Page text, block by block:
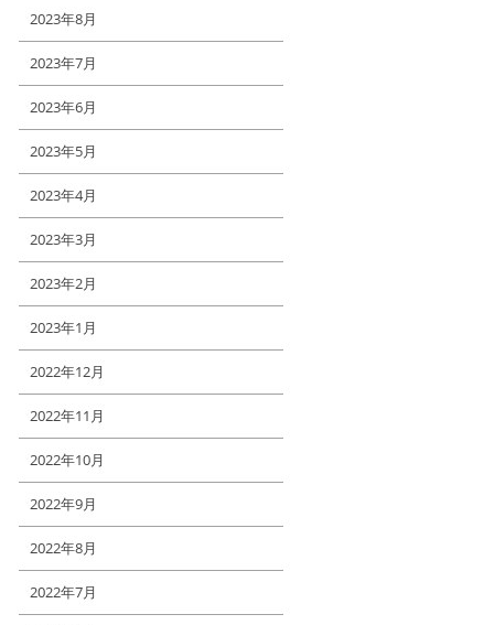
2023年8月
2023年7月
2023年6月
2023年5月
2023年4月
2023年3月
2023年2月
2023年1月
2022年12月
2022年11月
2022年10月
2022年9月
2022年8月
2022年7月